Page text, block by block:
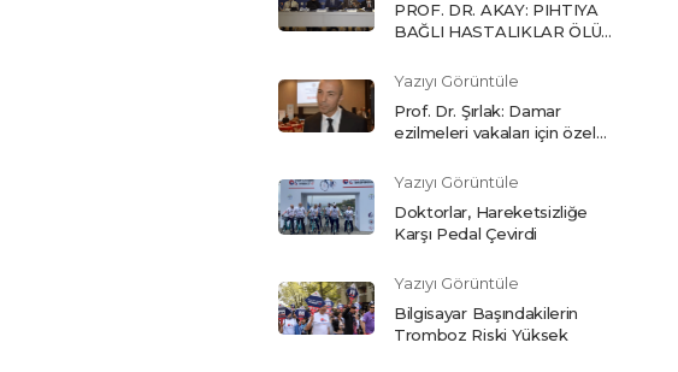
PROF. DR. AKAY: PIHTIYA
BAĞLI HASTALIKLAR ÖLÜM
ÇEKİYOR
Yazıyı Görüntüle
Prof. Dr. Şırlak: Damar
ezilmeleri vakaları için özel
Yazıyı Görüntüle
Doktorlar, Hareketsizliğe
Karşı Pedal Çevirdi
Yazıyı Görüntüle
Bilgisayar Başındakilerin
Tromboz Riski Yüksek